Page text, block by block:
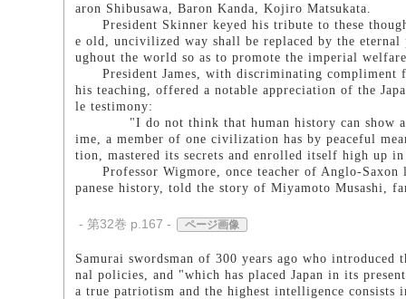
aron Shibusawa, Baron Kanda, Kojiro Matsukata.
President Skinner keyed his tribute to these
e old, uncivilized way shall be replaced by the
ughout the world so as to promote the imperial
President James, with discriminating compliment
his teaching, offered a notable appreciation of the
le testimony:
"I do not think that human history can show
ime, a member of one civilization has by peaceful
tion, mastered its secrets and enrolled itself high up
Professor Wigmore, once teacher of Anglo-Saxon
panese history, told the story of Miyamoto Musashi,
- 第32巻 p.167 - ページ画像
Samurai swordsman of 300 years ago who
nal policies, and "which has placed Japan in its
a true patriotism and the highest intelligence